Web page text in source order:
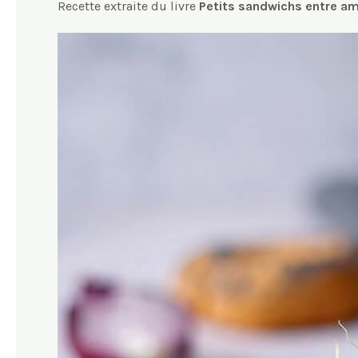
Recette extraite du livre Petits sandwichs entre